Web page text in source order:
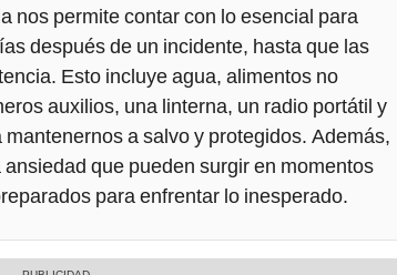
nos permite contar con lo esencial para
después de un incidente, hasta que las
Esto incluye agua, alimentos no
auxilios, una linterna, un radio portátil y
a salvo y protegidos. Además,
que pueden surgir en momentos
para enfrentar lo inesperado.